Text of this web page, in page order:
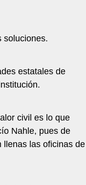
soluciones.
estatales de
civil es lo que
Nahle, pues de
llenas las oficinas de